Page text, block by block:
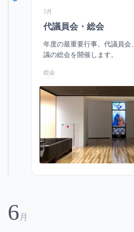
5月
代議員会・総会
年度の最重要行事。代議員会
議の総会を開催します。
総会
6 月